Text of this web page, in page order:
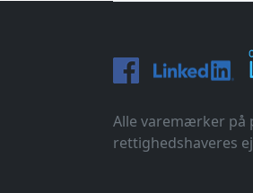
Alle varemærker på
rettighedshaveres